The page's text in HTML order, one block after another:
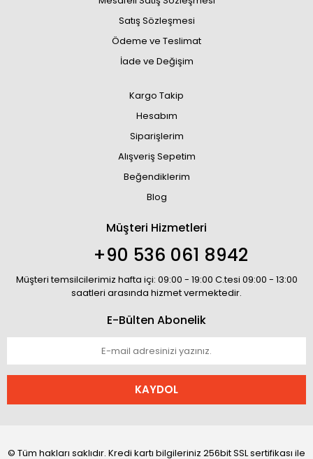
Satış Sözleşmesi
Ödeme ve Teslimat
İade ve Değişim
Kargo Takip
Hesabım
Siparişlerim
Alışveriş Sepetim
Beğendiklerim
Blog
Müşteri Hizmetleri
+90 536 061 8942
Müşteri temsilcilerimiz hafta içi: 09:00 - 19:00 C.tesi 09:00 - 13:00
saatleri arasında hizmet vermektedir.
E-Bülten Abonelik
KAYDOL
© Tüm hakları saklıdır. Kredi kartı bilgileriniz 256bit SSL sertifikası ile